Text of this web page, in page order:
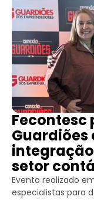
Fecontesc
Guardiões
setor
Evento realizado
especialistas para